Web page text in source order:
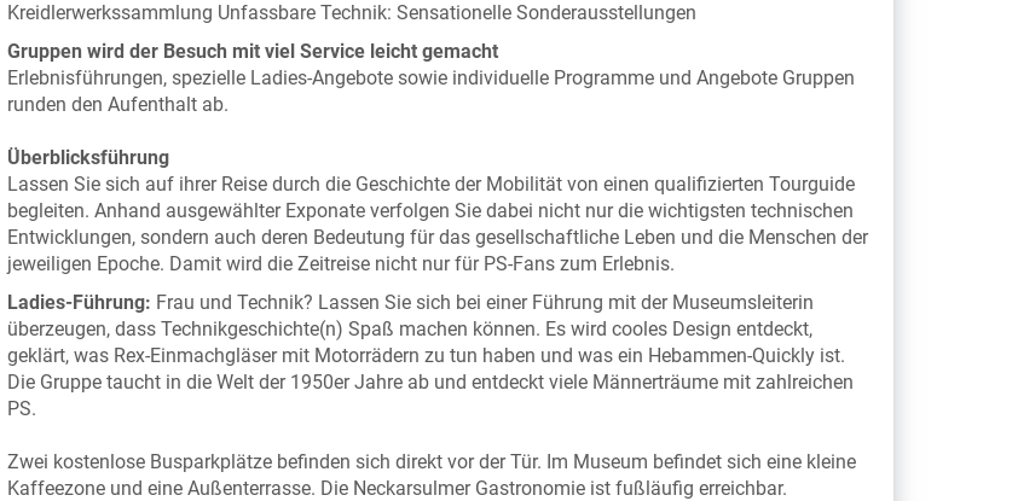
Kreidlerwerkssammlung Unfassbare Technik: Sensationelle Sonderausstellungen
Gruppen wird der Besuch mit viel Service leicht gemacht
Erlebnisführungen, spezielle Ladies-Angebote sowie individuelle Programme und Angebote Gruppen
runden den Aufenthalt ab.
Überblicksführung
Lassen Sie sich auf ihrer Reise durch die Geschichte der Mobilität von einen qualifizierten Tourguide
begleiten. Anhand ausgewählter Exponate verfolgen Sie dabei nicht nur die wichtigsten technischen
Entwicklungen, sondern auch deren Bedeutung für das gesellschaftliche Leben und die Menschen der
jeweiligen Epoche. Damit wird die Zeitreise nicht nur für PS-Fans zum Erlebnis.
Ladies-Führung: Frau und Technik? Lassen Sie sich bei einer Führung mit der Museumsleiterin
überzeugen, dass Technikgeschichte(n) Spaß machen können. Es wird cooles Design entdeckt,
geklärt, was Rex-Einmachgläser mit Motorrädern zu tun haben und was ein Hebammen-Quickly ist.
Die Gruppe taucht in die Welt der 1950er Jahre ab und entdeckt viele Männerträume mit zahlreichen
PS.
Zwei kostenlose Busparkplätze befinden sich direkt vor der Tür. Im Museum befindet sich eine kleine
Kaffeezone und eine Außenterrasse. Die Neckarsulmer Gastronomie ist fußläufig erreichbar.